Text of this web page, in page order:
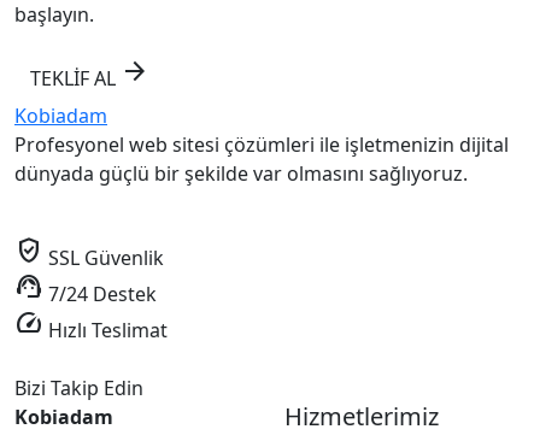
başlayın.
TEKLİF AL arrow_forward
Kobiadam
Profesyonel web sitesi çözümleri ile işletmenizin dijital
dünyada güçlü bir şekilde var olmasını sağlıyoruz.
verified_user SSL Güvenlik
support_agent 7/24 Destek
speed Hızlı Teslimat
Bizi Takip Edin
Kobiadam
Hizmetlerimiz